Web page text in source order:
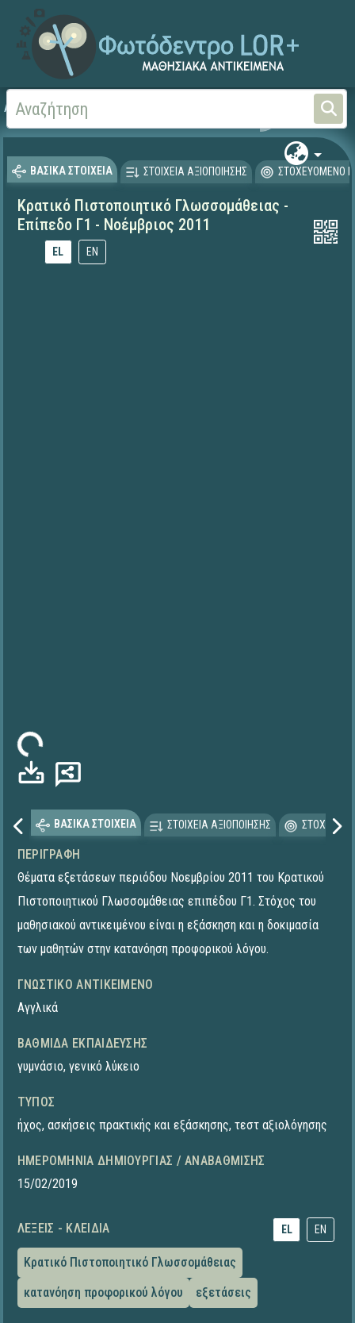
Αρχική Ξένες Γλώσσες -
ΒΑΣΙΚΑ ΣΤΟΙΧΕΙΑ ΣΤΟΙΧΕΙΑ ΑΞΙΟΠΟΙΗΣΗΣ ΣΤΟΧΕΥΟΜΕΝΟ
Κρατικό Πιστοποιητικό Γλωσσομάθειας -
Επίπεδο Γ1 - Νοέμβριος 2011
EL EN
ΒΑΣΙΚΑ ΣΤΟΙΧΕΙΑ ΣΤΟΙΧΕΙΑ ΑΞΙΟΠΟΙΗΣΗΣ
ΠΕΡΙΓΡΑΦΉ
Θέματα εξετάσεων περιόδου Νοεμβρίου 2011 του Κρατικού
Πιστοποιητικού Γλωσσομάθειας επιπέδου Γ1. Στόχος του
μαθησιακού αντικειμένου είναι η εξάσκηση και η δοκιμασία
των μαθητών στην κατανόηση προφορικού λόγου.
ΓΝΩΣΤΙΚΌ ΑΝΤΙΚΕΊΜΕΝΟ
Αγγλικά
ΒΑΘΜΊΔΑ ΕΚΠΑΊΔΕΥΣΗΣ
γυμνάσιο, γενικό λύκειο
ΤΎΠΟΣ
ήχος, ασκήσεις πρακτικής και εξάσκησης, τεστ αξιολόγησης
ΗΜΕΡΟΜΗΝΊΑ ΔΗΜΙΟΥΡΓΊΑΣ / ΑΝΑΒΆΘΜΙΣΗΣ
15/02/2019
ΛΈΞΕΙΣ - ΚΛΕΙΔΙΆ EL EN
Κρατικό Πιστοποιητικό Γλωσσομάθειας
κατανόηση προφορικού λόγου
εξετάσεις